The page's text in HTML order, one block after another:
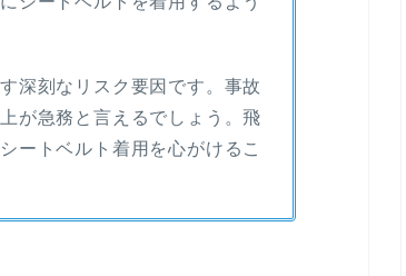
深刻なリスク要因です。事故
が急務と言えるでしょう。飛
ートベルト着用を心がけるこ